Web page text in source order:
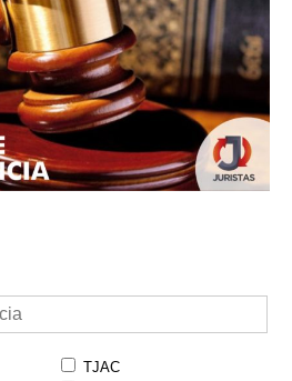
TJAC